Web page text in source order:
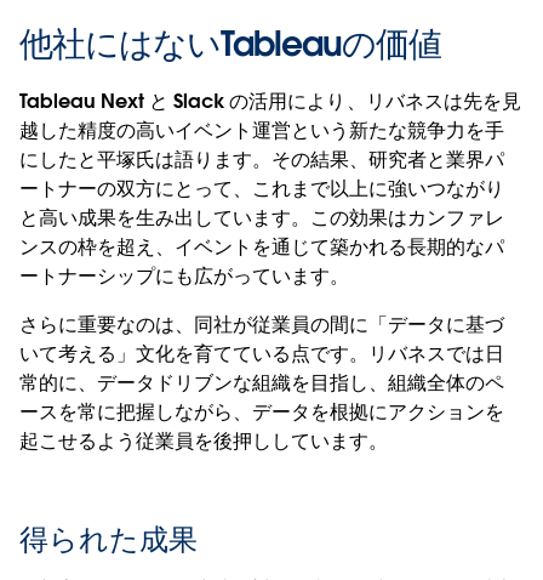
他社にはないTableauの価値
Tableau Next と Slack の活用により、リバネスは先を見
越した精度の高いイベント運営という新たな競争力を手
にしたと平塚氏は語ります。その結果、研究者と業界パ
ートナーの双方にとって、これまで以上に強いつながり
と高い成果を生み出しています。この効果はカンファレ
ンスの枠を超え、イベントを通じて築かれる長期的なパ
ートナーシップにも広がっています。
さらに重要なのは、同社が従業員の間に「データに基づ
いて考える」文化を育てている点です。リバネスでは日
常的に、データドリブンな組織を目指し、組織全体のペ
ースを常に把握しながら、データを根拠にアクションを
起こせるよう従業員を後押ししています。
得られた成果